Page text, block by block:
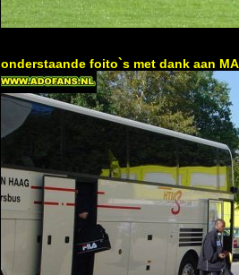
onderstaande foito`s met dank aan